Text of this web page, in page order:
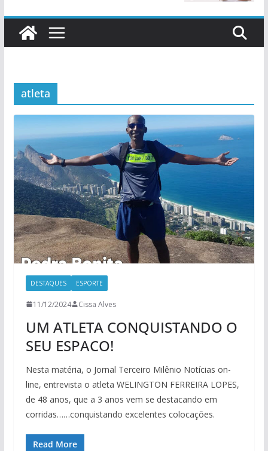
atleta
DESTAQUES ESPORTE
11/12/2024 Cissa Alves
UM ATLETA CONQUISTANDO O
SEU ESPACO!
Nesta matéria, o Jornal Terceiro Milênio Notícias on-
line, entrevista o atleta WELINGTON FERREIRA LOPES,
de 48 anos, que a 3 anos vem se destacando em
corridas……conquistando excelentes colocações.
Read More